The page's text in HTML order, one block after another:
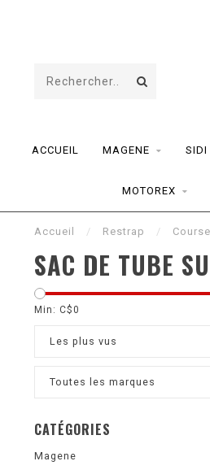
ACCUEIL MAGENE SIDI
MOTOREX
Accueil / Restrap / Course
SAC DE TUBE
Min: C$0
Les plus vus
Toutes les marques
CATÉGORIES
Magene